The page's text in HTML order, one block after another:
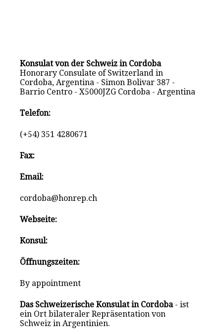
Konsulat von der Schweiz in Cordoba
Honorary Consulate of Switzerland in
Cordoba, Argentina - Simon Bolivar 387 -
Barrio Centro - X5000JZG Cordoba - Argentina
Telefon:
(+54) 351 4280671
Fax:
Email:
cordoba@honrep.ch
Webseite:
Konsul:
Öffnungszeiten:
By appointment
Das Schweizerische Konsulat in Cordoba- ist
ein Ort bilateraler Repräsentation von
Schweiz in Argentinien.